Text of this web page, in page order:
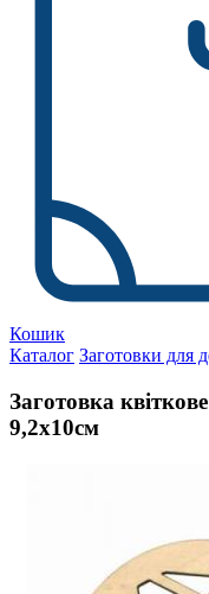
Кошик
Каталог Заготовки для
Заготовка
9,2х10см